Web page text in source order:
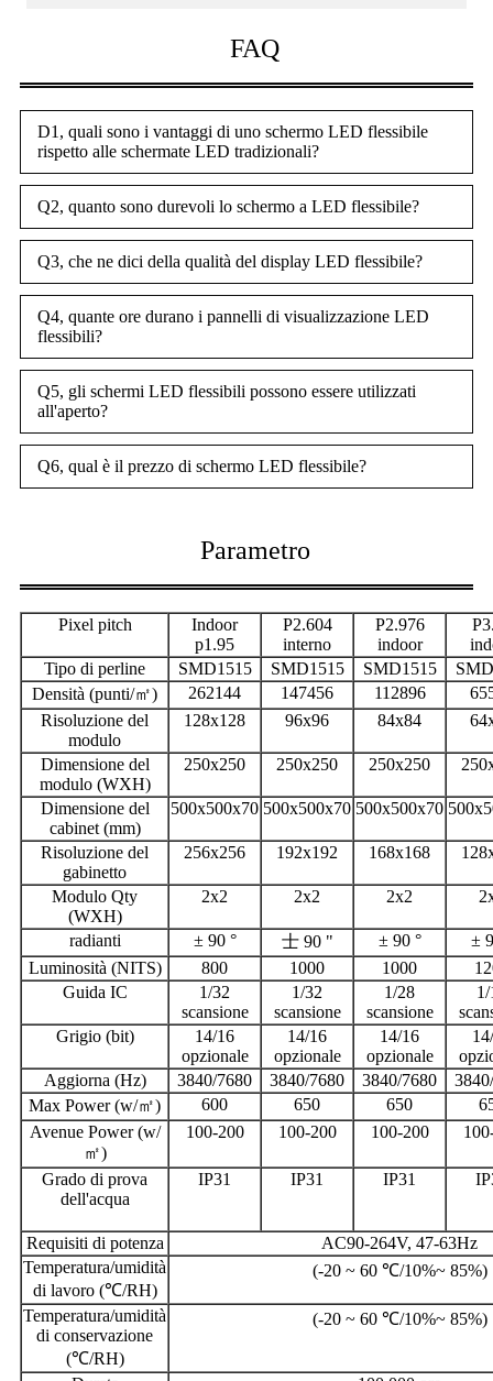
FAQ
D1, quali sono i vantaggi di uno schermo LED flessibile
rispetto alle schermate LED tradizionali?
Q2, quanto sono durevoli lo schermo a LED flessibile?
Q3, che ne dici della qualità del display LED flessibile?
Q4, quante ore durano i pannelli di visualizzazione LED
flessibili?
Q5, gli schermi LED flessibili possono essere utilizzati
all'aperto?
Q6, qual è il prezzo di schermo LED flessibile?
Parametro
Pixel pitch
Indoor
p1.95
P2.604
interno
P2.976
indoor
Tipo di perline
SMD1515 SMD1515 SMD1515
Densità (punti/㎡)
262144 147456 112896
Risoluzione del
modulo
128x128 96x96 84x84
Dimensione del
modulo (WXH)
250x250 250x250 250x250
Dimensione del
cabinet (mm)
500x500x70 500x500x70 500x500x70
Risoluzione del
gabinetto
256x256 192x192 168x168
Modulo Qty
(WXH)
2x2 2x2 2x2
radianti ± 90 ° 士 90 " ± 90 °
±
Luminosità (NITS)
800 1000 1000
Guida IC
1/32
scansione
1/32
scansione
1/28
scansione
Grigio (bit)
14/16
opzionale
14/16
opzionale
14/16
opzionale
Aggiorna (Hz)
3840/7680 3840/7680 3840/7680
Max Power (w/㎡)
600 650 650
Avenue Power (w/
㎡)
100-200 100-200 100-200
Grado di prova
dell'acqua
IP31 IP31 IP31
Requisiti di potenza
AC90-264V, 47-63Hz
Temperatura/umidità
di lavoro (℃/RH)
(-20 ~ 60 ℃/10%~ 85%)
Temperatura/umidità
di conservazione
(℃/RH)
(-20 ~ 60 ℃/10%~ 85%)